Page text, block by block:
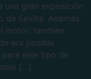
una gran exposición
de Sevilla. Además
motor, también
era posible
este tipo de
[…]